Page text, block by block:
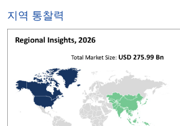
지역 통찰력